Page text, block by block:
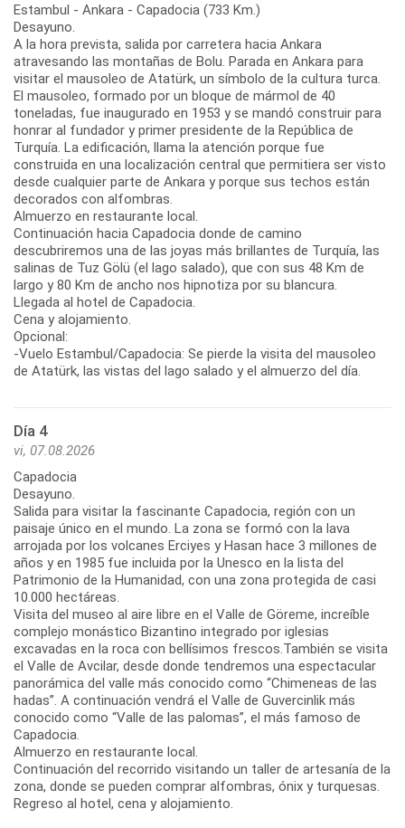
Estambul - Ankara - Capadocia (733 Km.)
Desayuno.
A la hora prevista, salida por carretera hacia Ankara
atravesando las montañas de Bolu. Parada en Ankara para
visitar el mausoleo de Atatürk, un símbolo de la cultura turca.
El mausoleo, formado por un bloque de mármol de 40
toneladas, fue inaugurado en 1953 y se mandó construir para
honrar al fundador y primer presidente de la República de
Turquía. La edificación, llama la atención porque fue
construida en una localización central que permitiera ser visto
desde cualquier parte de Ankara y porque sus techos están
decorados con alfombras.
Almuerzo en restaurante local.
Continuación hacia Capadocia donde de camino
descubriremos una de las joyas más brillantes de Turquía, las
salinas de Tuz Gölü (el lago salado), que con sus 48 Km de
largo y 80 Km de ancho nos hipnotiza por su blancura.
Llegada al hotel de Capadocia.
Cena y alojamiento.
Opcional:
-Vuelo Estambul/Capadocia: Se pierde la visita del mausoleo
de Atatürk, las vistas del lago salado y el almuerzo del día.
Día 4
vi, 07.08.2026
Capadocia
Desayuno.
Salida para visitar la fascinante Capadocia, región con un
paisaje único en el mundo. La zona se formó con la lava
arrojada por los volcanes Erciyes y Hasan hace 3 millones de
años y en 1985 fue incluida por la Unesco en la lista del
Patrimonio de la Humanidad, con una zona protegida de casi
10.000 hectáreas.
Visita del museo al aire libre en el Valle de Göreme, increíble
complejo monástico Bizantino integrado por iglesias
excavadas en la roca con bellísimos frescos.También se visita
el Valle de Avcilar, desde donde tendremos una espectacular
panorámica del valle más conocido como “Chimeneas de las
hadas”. A continuación vendrá el Valle de Guvercinlik más
conocido como “Valle de las palomas”, el más famoso de
Capadocia.
Almuerzo en restaurante local.
Continuación del recorrido visitando un taller de artesanía de la
zona, donde se pueden comprar alfombras, ónix y turquesas.
Regreso al hotel, cena y alojamiento.